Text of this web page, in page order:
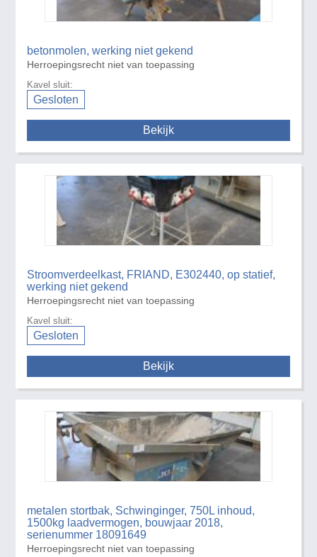
betonmolen, werking niet gekend
Herroepingsrecht niet van toepassing
Kavel sluit:
Gesloten
Bekijk
Stroomverdeelkast, FRIAND, E302440, op statief,
werking niet gekend
Herroepingsrecht niet van toepassing
Kavel sluit:
Gesloten
Bekijk
metalen stortbak, Schwinginger, 750L inhoud,
1500kg laadvermogen, bouwjaar 2018,
serienummer 18091649
Herroepingsrecht niet van toepassing